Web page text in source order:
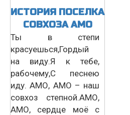
ИСТОРИЯ ПОСЕЛКА
СОВХОЗА АМО
Ты в степи
красуешься,Гордый
на виду.Я к тебе,
рабочему,С песнею
иду. АМО, АМО – наш
совхоз степной.АМО,
АМО, сердце моё с